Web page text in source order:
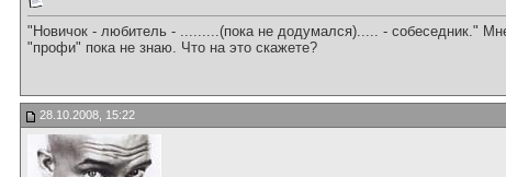
"Новичок - любитель - .........(пока не додумался)..... - собеседник."
"профи" пока не знаю. Что на это скажете?
28.10.2008, 15:22